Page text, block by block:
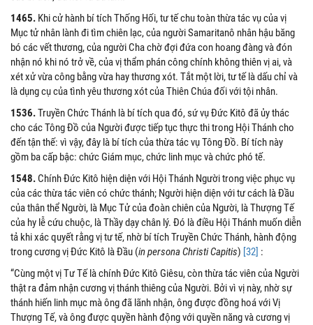
1465. Khi cử hành bí tích Thống Hối, tư tế chu toàn thừa tác vụ của vị
Mục tử nhân lành đi tìm chiên lạc, của người Samaritanô nhân hậu băng
bó các vết thương, của người Cha chờ đợi đứa con hoang đàng và đón
nhận nó khi nó trở về, của vị thẩm phán công chính không thiên vị ai, và
xét xử vừa công bằng vừa hay thương xót. Tắt một lời, tư tế là dấu chỉ và
là dụng cụ của tình yêu thương xót của Thiên Chúa đối với tội nhân.
1536.Truyền Chức Thánh là bí tích qua đó, sứ vụ Đức Kitô đã ủy thác
cho các Tông Đồ của Người được tiếp tục thực thi trong Hội Thánh cho
đến tận thế: vì vậy, đây là bí tích của thừa tác vụ Tông Đồ. Bí tích này
gồm ba cấp bậc: chức Giám mục, chức linh mục và chức phó tế.
1548. Chính Đức Kitô hiện diện với Hội Thánh Người trong việc phục vụ
của các thừa tác viên có chức thánh; Người hiện diện với tư cách là Đầu
của thân thể Người, là Mục Tử của đoàn chiên của Người, là Thượng Tế
của hy lễ cứu chuộc, là Thầy dạy chân lý. Đó là điều Hội Thánh muốn diễn
tả khi xác quyết rằng vị tư tế, nhờ bí tích Truyền Chức Thánh, hành động
trong cương vị Đức Kitô là Đầu (in personaChristi Capitis) [32] :
“Cùng một vị Tư Tế là chính Đức Kitô Giêsu, còn thừa tác viên của Người
thật ra đảm nhận cương vị thánh thiêng của Người. Bởi vì vị này, nhờ sự
thánh hiến linh mục mà ông đã lãnh nhận, ông được đồng hoá với Vị
Thượng Tế, và ông được quyền hành động với quyền năng và cương vị